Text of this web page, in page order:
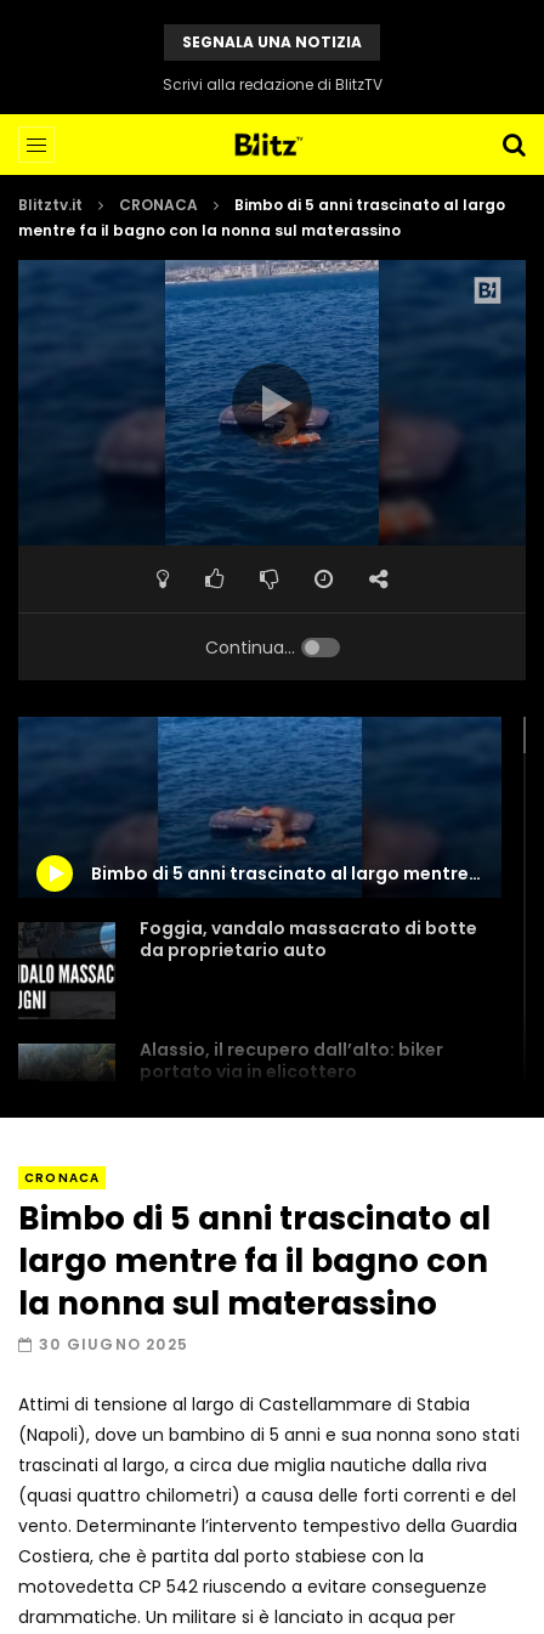
SEGNALA UNA NOTIZIA
Scrivi alla redazione di BlitzTV
Blitztv.it CRONACA
Bimbo di 5 anni trascinato al largo
mentre fa il bagno con la nonna sul materassino
Continua...
Bimbo di 5 anni trascinato al largo mentre fa il bagno con la nonna sul materassino
Foggia, vandalo massacrato di botte
da proprietario auto
Alassio, il recupero dall’alto: biker
portato via in elicottero
Un metro di neve in poche ore a Prato
Nevoso
Roma, la metro C diventa un museo:
ecco cosa c’è nelle nuove stazioni
Lucca, blitz della Finanza nello studio
medico abusivo
CRONACA
Bimbo di 5 anni trascinato al
largo mentre fa il bagno con
la nonna sul materassino
30 GIUGNO 2025
Attimi di tensione al largo di Castellammare di Stabia
(Napoli), dove un bambino di 5 anni e sua nonna sono stati
trascinati al largo, a circa due miglia nautiche dalla riva
(quasi quattro chilometri) a causa delle forti correnti e del
vento. Determinante l’intervento tempestivo della Guardia
Costiera, che è partita dal porto stabiese con la
motovedetta CP 542 riuscendo a evitare conseguenze
drammatiche. Un militare si è lanciato in acqua per